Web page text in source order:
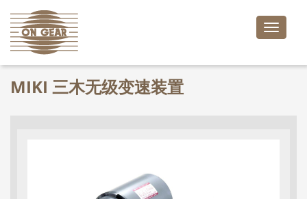
Toggle
MIKI 三木无级变速装置